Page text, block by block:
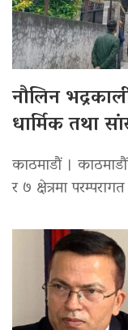
नौलिन
धार्मिक तथा
काठमाडौं ।
र ७ क्षेत्रमा